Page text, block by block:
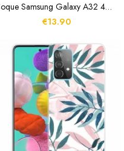
Coque Samsung Galaxy A32 4G Fleurs Blanches Peintes
€13.90